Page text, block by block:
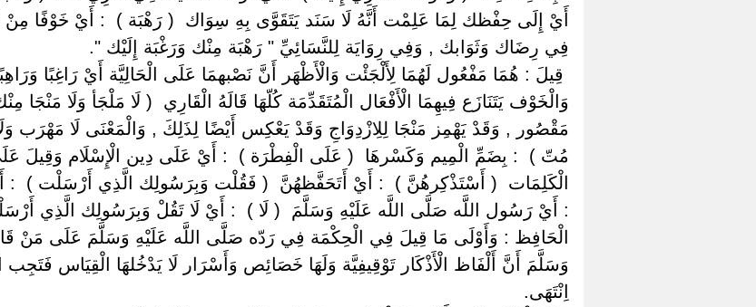
أَيْ إِلَى حِفْظك لِمَا عَلِمْت أَنَّهُ لَا سَنَد يَتَقَوَّى بِهِ سِوَاك ‏ ‏( رَهْبَة ) ‏ ‏: أَيْ خَوْفًا
فِي رِضَاك وَثَوَابك , وَفِي رِوَايَة لِلنَّسَائِيِّ " رَهْبَة مِنْك وَرَغْبَة إِلَيْك ".
‏قِيلَ : هُمَا مَفْعُول لَهُمَا لِأَلْجَئْت وَالْأَظْهَر أَنَّ نَصْبهمَا عَلَى الْحَالِيَّة أَيْ رَاغِبًا
وَالْخَوْف يَتَنَازَع فِيهِمَا الْأَفْعَال الْمُتَقَدِّمَة كُلّهَا قَالَهُ الْقَارِي ‏ ‏( لَا مَلْجَأ وَلَا مَنْجَا
مَقْصُور , وَقَدْ يَهْمِز مَنْجَا لِلِازْدِوَاجِ وَقَدْ يَعْكِس أَيْضًا لِذَلِكَ , وَالْمَعْنَى لَا مَهْرَب
مُتّ ) ‏ ‏: بِضَمِّ الْمِيم وَكَسْرهَا ‏ ‏( عَلَى الْفِطْرَة ) ‏ ‏: أَيْ عَلَى دِين الْإِسْلَام وَقِيلَ
الْكَلِمَات ‏ ‏( أَسْتَذْكِرهُنَّ ) ‏ ‏: أَيْ أَتَحَفَّظهُنَّ ‏ ‏( فَقُلْت وَبِرَسُولِك الَّذِي أَرْسَلْت ) ‏ ‏:
‏: أَيْ رَسُول اللَّه صَلَّى اللَّه عَلَيْهِ وَسَلَّمَ ‏ ‏( لَا ) ‏ ‏: أَيْ لَا تَقُلْ وَبِرَسُولِك الَّذِي
الْحَافِظ : وَأَوْلَى مَا قِيلَ فِي الْحِكْمَة فِي رَدّه صَلَّى اللَّه عَلَيْهِ وَسَلَّمَ عَلَى مَنْ
وَسَلَّمَ أَنَّ أَلْفَاظ الْأَذْكَار تَوْقِيفِيَّة وَلَهَا خَصَائِص وَأَسْرَار لَا يَدْخُلهَا الْقِيَاس
اِنْتَهَى.